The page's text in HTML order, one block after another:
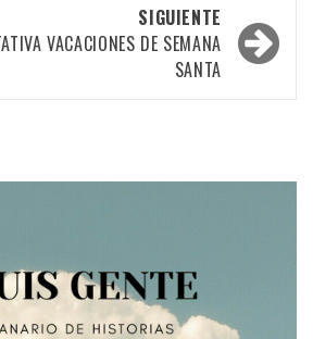
SIGUIENTE
VACACIONES DE SEMANA
SANTA